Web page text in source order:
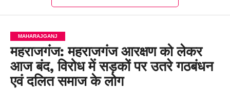
MAHARAJGANJ
महराजगंज: महराजगंज आरक्षण को लेकर
आज बंद, विरोध में सड़कों पर उतरे गठबंधन
एवं दलित समाज के लोग